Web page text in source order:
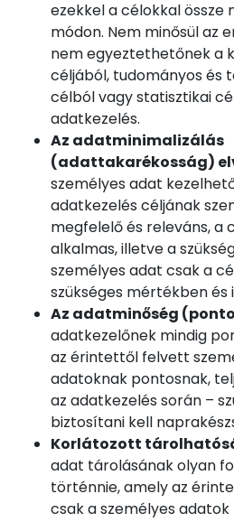
ezekkel a célokkal
módon. Nem minősül az
nem egyeztethetőnek a
céljából, tudományos és
célból vagy statisztikai
adatkezelés.
Az adatminimalizálás
(adattakarékosság)
személyes adat
adatkezelés céljának
megfelelő és releváns, a
alkalmas, illetve a
személyes adat csak a
szükséges mértékben és
Az adatminőség
adatkezelőnek mindig
az érintettől felvett
adatoknak pontosnak,
az adatkezelés során –
biztosítani kell
Korlátozott
adat tárolásának olyan
történnie, amely az
csak a személyes